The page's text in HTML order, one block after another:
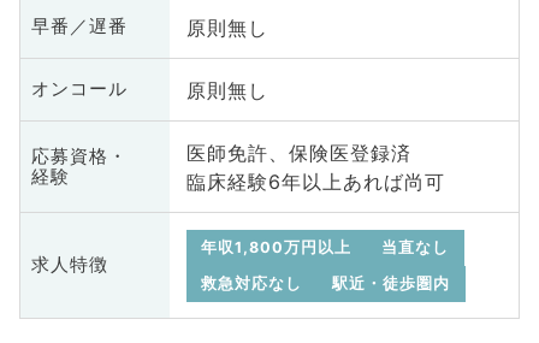
早番／遅番 原則無し
オンコール 原則無し
応募資格・
経験
医師免許、保険医登録済
臨床経験6年以上あれば尚可
求人特徴
年収1,800万円以上
当直なし
救急対応なし
駅近・徒歩圏内